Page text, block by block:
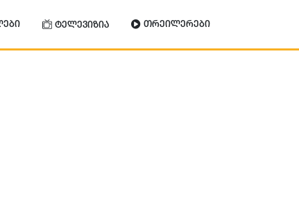
ტელევიზია თრეილერები